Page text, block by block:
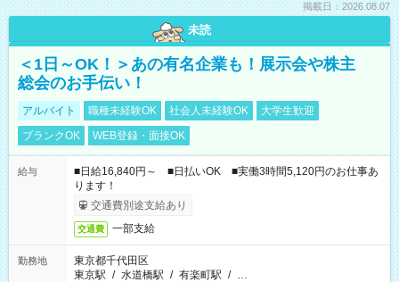
掲載日：2026.08.07
未読
＜1日～OK！＞あの有名企業も！展示会や株主
総会のお手伝い！
アルバイト 職種未経験OK 社会人未経験OK
大学生歓迎
ブランクOK
WEB登録・面接OK
給与
■日給16,840円～ ■日払いOK ■実働3時間5,120円のお仕事あ
ります！
交通費別途支給あり
交通費 一部支給
勤務地
東京都千代田区
東京駅 / 水道橋駅 / 有楽町駅 / …